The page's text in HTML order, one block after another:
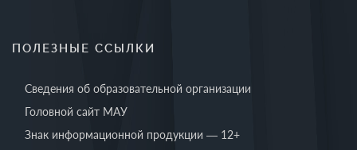
ПОЛЕЗНЫЕ ССЫЛКИ
Сведения об образовательной организации
Головной сайт МАУ
Знак информационной продукции — 12+